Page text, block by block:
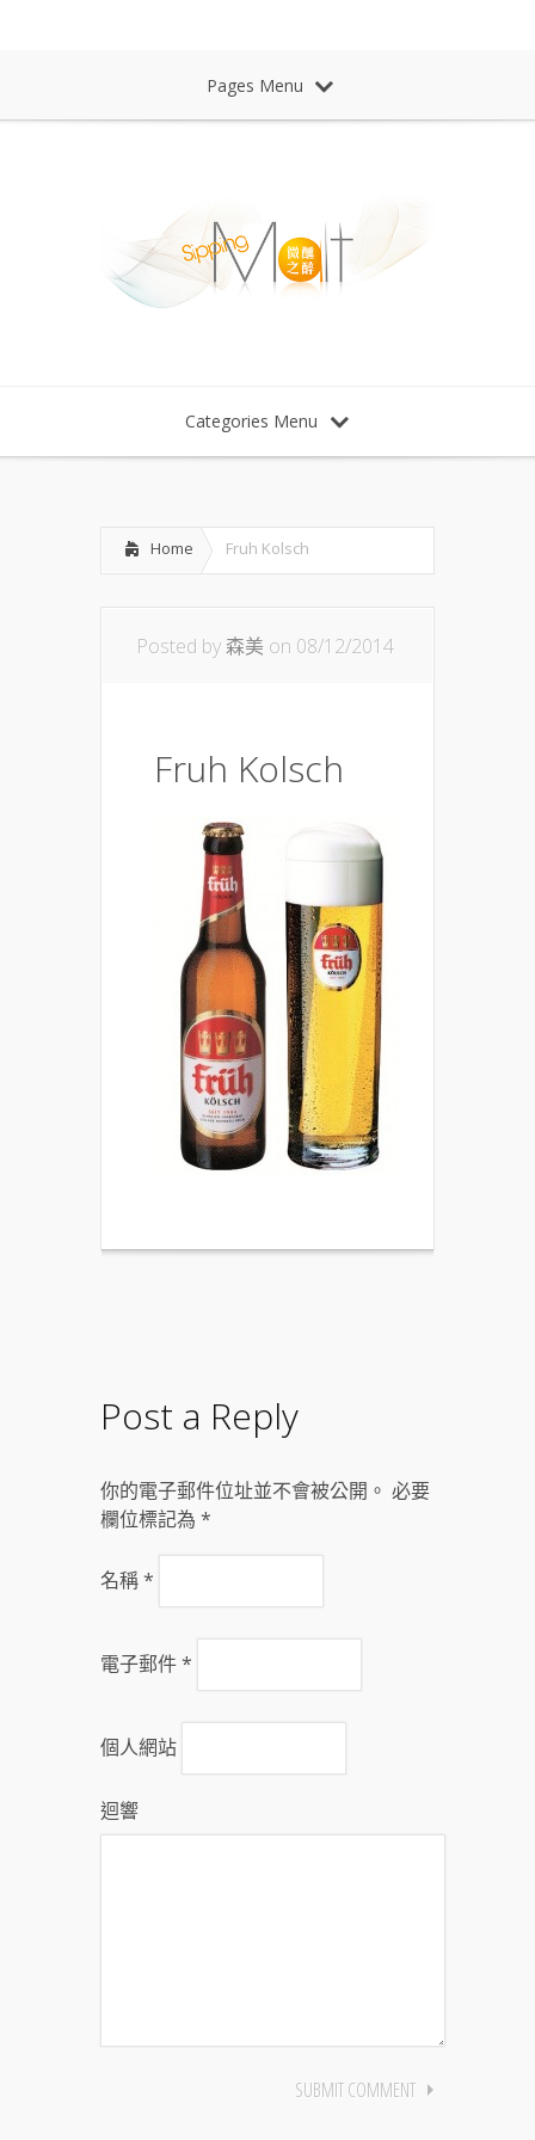
Pages Menu
Categories Menu
Home Fruh Kolsch
Posted by森美 on 08/12/2014
Fruh Kolsch
Post a Reply
你的電子郵件位址並不會被公開。 必要
欄位標記為 *
名稱*
電子郵件*
個人網站
迴響